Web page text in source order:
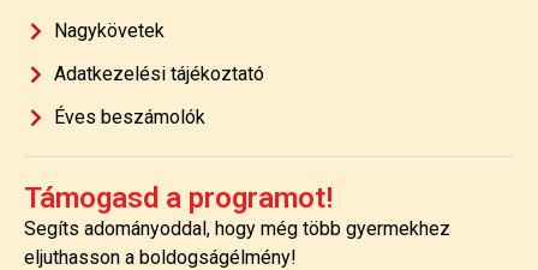
Nagykövetek
Adatkezelési tájékoztató
Éves beszámolók
Támogasd a programot!
Segíts adományoddal, hogy még több gyermekhez
eljuthasson a boldogságélmény!